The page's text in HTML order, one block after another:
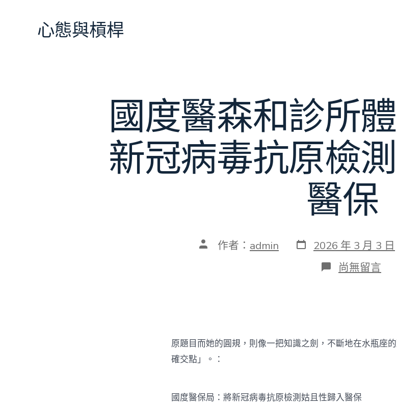
心態與槓桿
國度醫森和診所
新冠病毒抗原檢
醫保
文 作者： admin 發
表
2026 年 3 月 3 日
在
〈國
所
體
新
尚無留言
原題目而她的圓規，則像一把知識之劍，不斷地在水瓶座
確交點」。：
國度醫保局：將新冠病毒抗原檢測姑且性歸入醫保